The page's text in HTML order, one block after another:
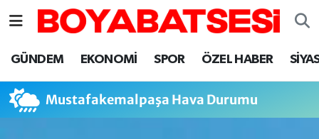
GÜNDEM EKONOMİ SPOR ÖZEL HABER
Mustafakemalpaşa Hava Durumu
Sinop Nöbetçi Eczaneler
Sinop Hava Durumu